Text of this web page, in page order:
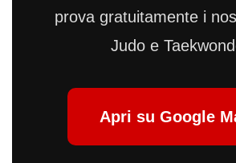
prova gratuitamente i
Judo e
Apri su Google